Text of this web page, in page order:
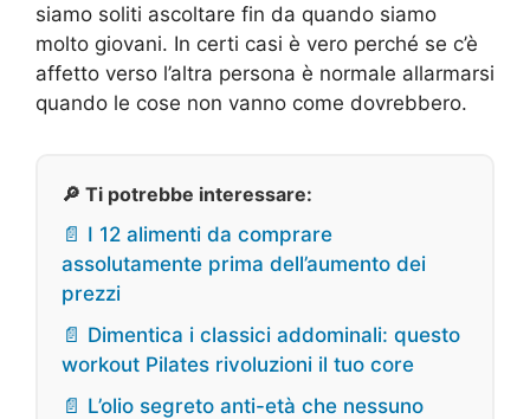
siamo soliti ascoltare fin da quando siamo
molto giovani. In certi casi è vero perché se c’è
affetto verso l’altra persona è normale allarmarsi
quando le cose non vanno come dovrebbero.
🔎 Ti potrebbe interessare:
📄 I 12 alimenti da comprare
assolutamente prima dell’aumento dei
prezzi
📄 Dimentica i classici addominali: questo
workout Pilates rivoluzioni il tuo core
📄 L’olio segreto anti-età che nessuno